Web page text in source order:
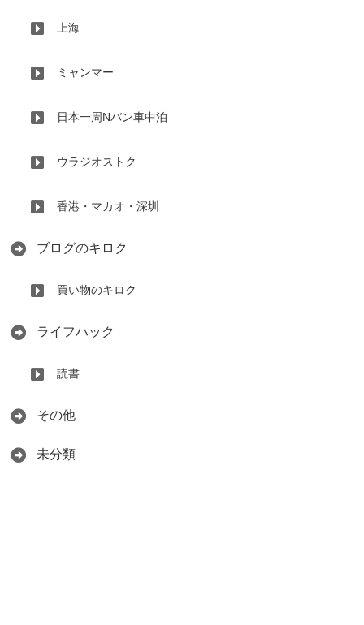
上海
ミャンマー
日本一周Nバン車中泊
ウラジオストク
香港・マカオ・深圳
ブログのキロク
買い物のキロク
ライフハック
読書
その他
未分類